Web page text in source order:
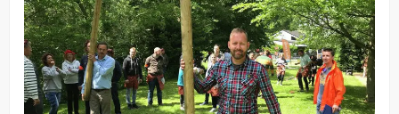
Workshops
Rondleidingen
Locaties